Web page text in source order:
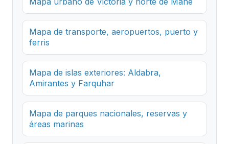
Mapa de transporte, aeropuertos, puerto y
ferris
Mapa de islas exteriores: Aldabra,
Amirantes y Farquhar
Mapa de parques nacionales, reservas y
áreas marinas